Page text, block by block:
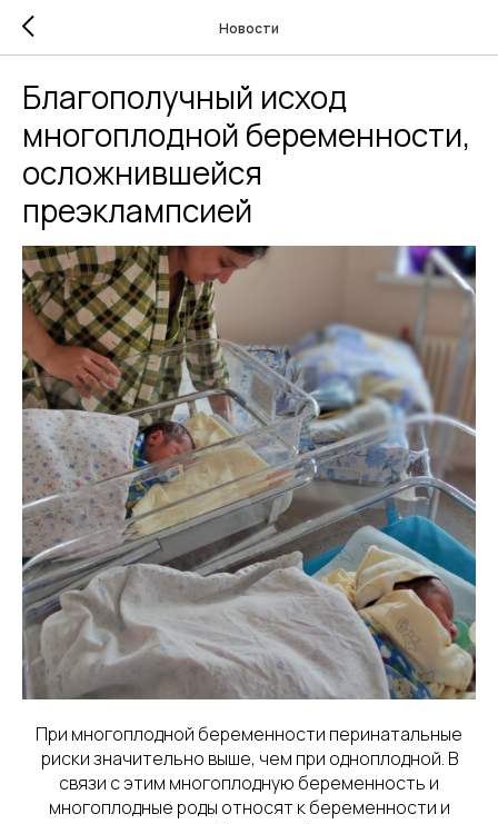
Новости
Благополучный исход
многоплодной беременности,
осложнившейся
преэклампсией
При многоплодной беременности перинатальные
риски значительно выше, чем при одноплодной. В
связи с этим многоплодную беременность и
многоплодные роды относят к беременности и